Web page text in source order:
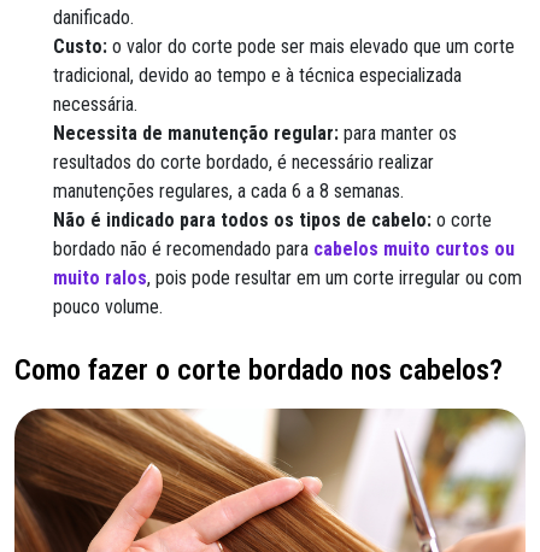
danificado.
Custo: o valor do corte pode ser mais elevado que um corte
tradicional, devido ao tempo e à técnica especializada
necessária.
Necessita de manutenção regular: para manter os
resultados do corte bordado, é necessário realizar
manutenções regulares, a cada 6 a 8 semanas.
Não é indicado para todos os tipos de cabelo: o corte
bordado não é recomendado para cabelos muito curtos ou
muito ralos, pois pode resultar em um corte irregular ou com
pouco volume.
Como fazer o corte bordado nos cabelos?